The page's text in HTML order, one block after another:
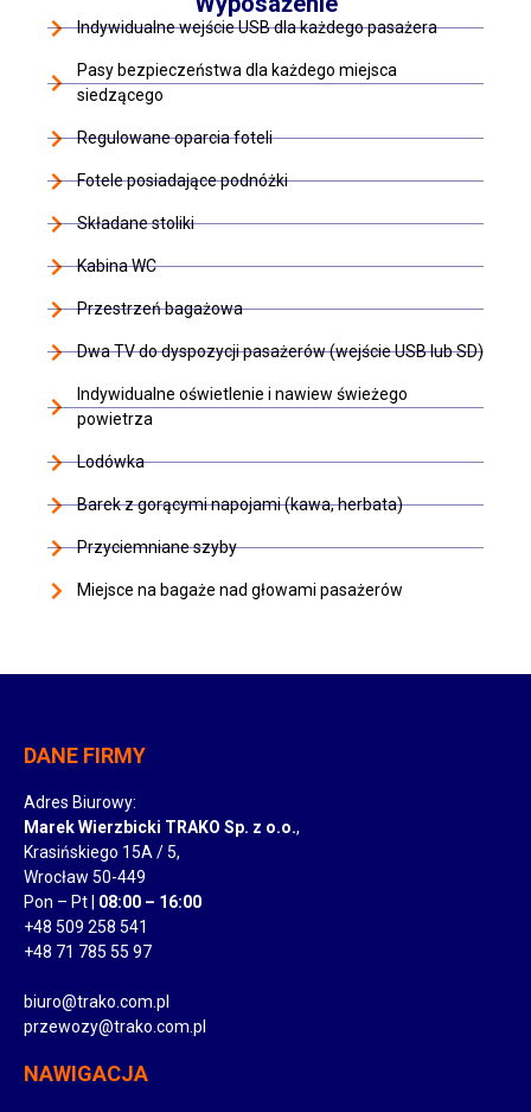
Indywidualne wejście USB dla każdego pasażera
Pasy bezpieczeństwa dla każdego miejsca
siedzącego
Regulowane oparcia foteli
Fotele posiadające podnóżki
Składane stoliki
Kabina WC
Przestrzeń bagażowa
Dwa TV do dyspozycji pasażerów (wejście USB lub SD)
Indywidualne oświetlenie i nawiew świeżego
powietrza
Lodówka
Barek z gorącymi napojami (kawa, herbata)
Przyciemniane szyby
Miejsce na bagaże nad głowami pasażerów
DANE FIRMY
Adres Biurowy:
Marek Wierzbicki TRAKO Sp. z o.o.,
Krasińskiego 15A / 5,
Wrocław 50-449
Pon – Pt | 08:00 – 16:00
+48 509 258 541
+48 71 785 55 97
biuro@trako.com.pl
przewozy@trako.com.pl
NAWIGACJA